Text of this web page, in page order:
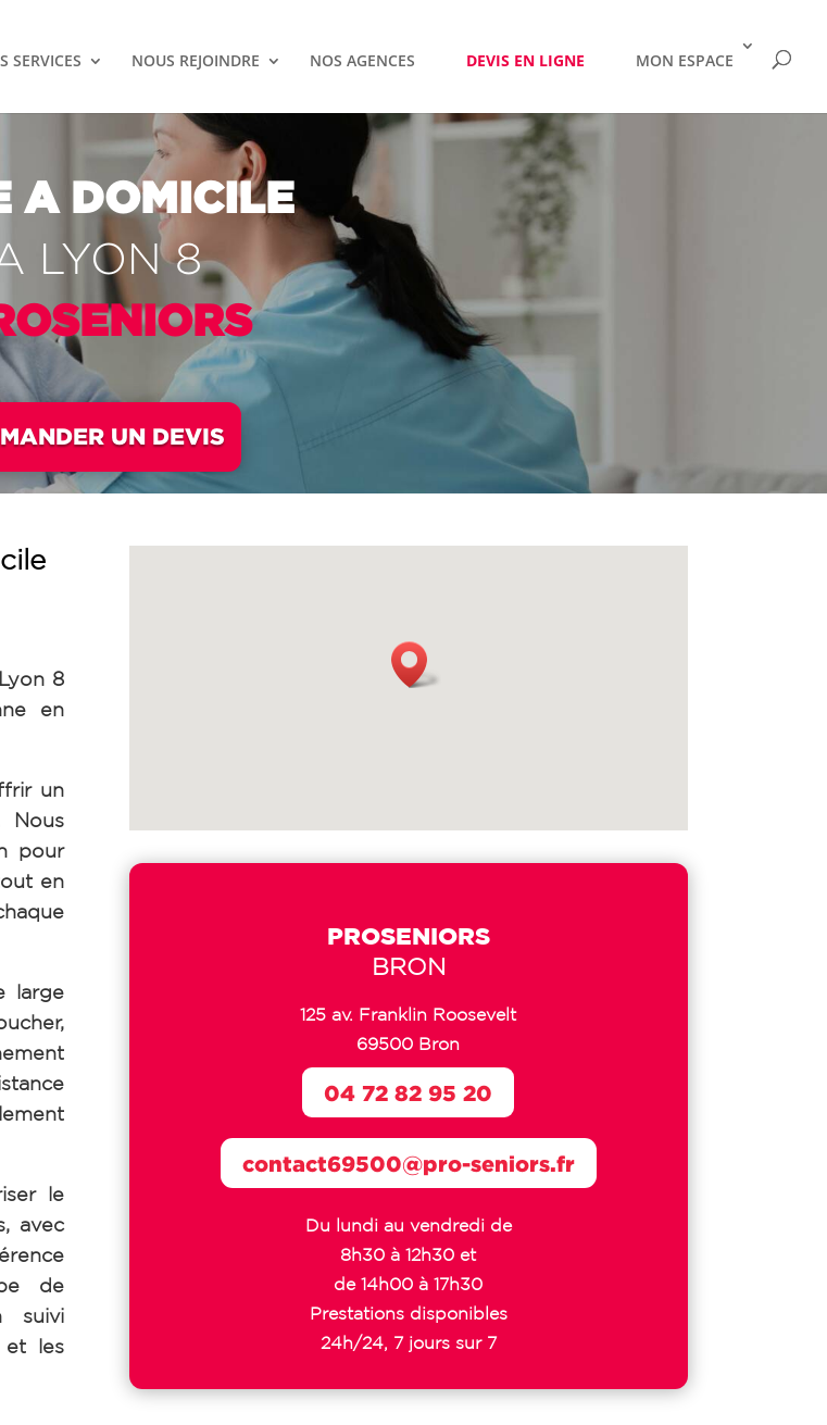
SERVICES NOUS REJOINDRE NOS AGENCES DEVIS EN LIGNE MON ESPACE
A DOMICILE
LYON 8
UN DEVIS
8
en
un
Nous
pour
en
large
le
avec
de
suivi
et les
PROSENIORS
BRON
125 av. Franklin Roosevelt
69500 Bron
Du lundi au vendredi de
8h30 à 12h30 et
de 14h00 à 17h30
Prestations disponibles
24h/24, 7 jours sur 7
contact69500@pro-seniors.fr
04 72 82 95 20